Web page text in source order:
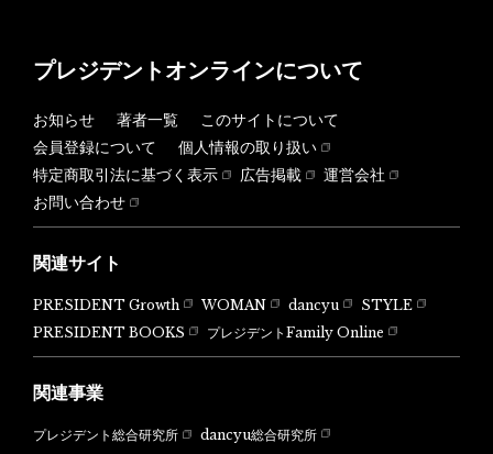
プレジデントオンラインについて
お知らせ 著者一覧
このサイトについて
会員登録について
個人情報の取り扱い
特定商取引法に基づく表示
広告掲載
運営会社
お問い合わせ
関連サイト
PRESIDENT Growth WOMAN dancyu
STYLE
PRESIDENT BOOKS
プレジデントFamily Online
関連事業
プレジデント総合研究所 dancyu総合研究所